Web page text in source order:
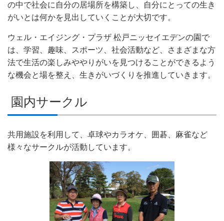
の中で社会に自分の居場所を構築し、自分にとっての生き
がいとは何かを見出していくことが大切です。
ウェル・エイジング・プラザ 松戸ニッセイエデンの園で
は、学習、趣味、スポーツ、社会活動など、さまざまな方
法で生活の楽しみややりがいを見つけることができるよう
な機会と場を整え、生きがいづくりを推進していきます。
園内サークル
共用施設を利用して、卓球やカラオケ、囲碁、麻雀など
様々なサークルが活動しています。